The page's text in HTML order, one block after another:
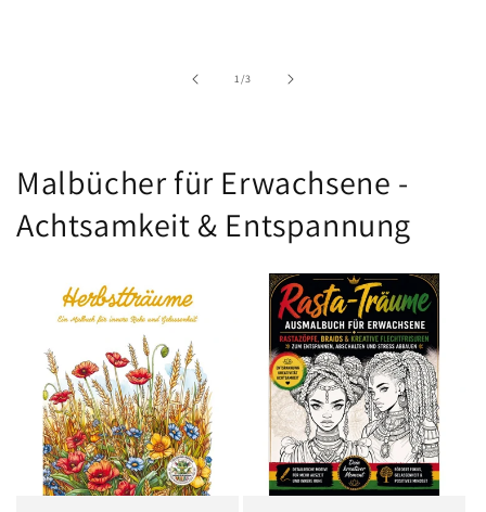
1/von
3
Malbücher für Erwachsene -
Achtsamkeit & Entspannung